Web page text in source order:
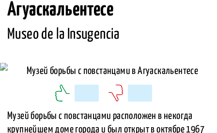
Агуаскальентесе
Museo de la Insugencia
Музей борьбы с повстанцами расположен в некогда
крупнейшем доме города и был открыт в октябре 1967